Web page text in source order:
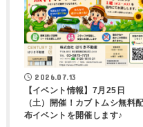
2026.07.13
【イベント情報】7月25日
（土）開催！カブトムシ無料
布イベントを開催します♪